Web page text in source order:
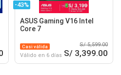
-43%
ASUS Gaming V16 Intel
Core 7
Casi válida
Válido en 6 días
S/ 5,599.00
S/ 3,399.00